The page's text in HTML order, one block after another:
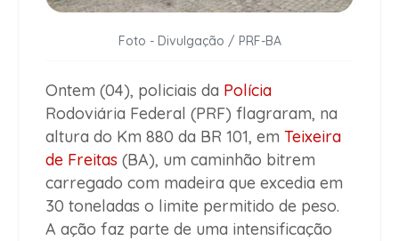
Foto - Divulgação / PRF-BA
Ontem (04), policiais da Polícia
Rodoviária Federal (PRF) flagraram, na
altura do Km 880 da BR 101, em Teixeira
de Freitas (BA), um caminhão bitrem
carregado com madeira que excedia em
30 toneladas o limite permitido de peso.
A ação faz parte de uma intensificação